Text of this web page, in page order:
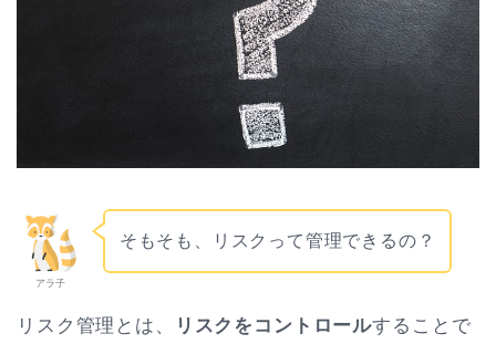
アラ子
そもそも、リスクって管理できるの？
リスク管理とは、 リスクをコントロールすることで